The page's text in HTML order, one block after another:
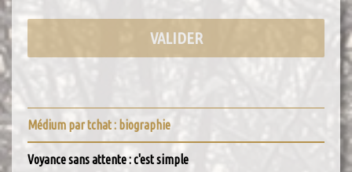
VALIDER
Médium par tchat : biographie
Voyance sans attente : c'est simple